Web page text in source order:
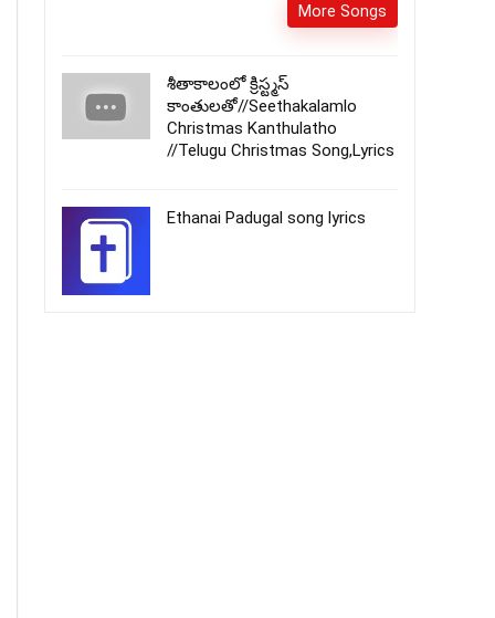
More Songs
శీతాకాలంలో క్రిస్ట్మస్
కాంతులతో//Seethakalamlo
Christmas Kanthulatho
//Telugu Christmas Song,Lyrics
Ethanai Padugal song lyrics